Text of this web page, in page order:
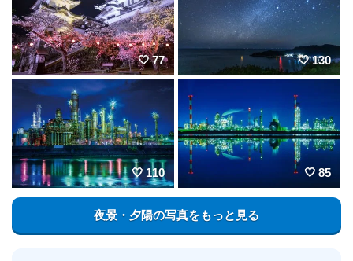
77 130
110 85
夜景・夕陽の写真をもっと見る